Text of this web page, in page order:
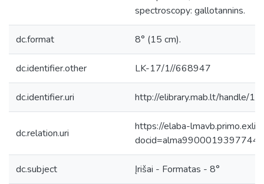
spectroscopy: gallotannins.
dc.format 8° (15 cm).
dc.identifier.other LK-17/1//668947
dc.identifier.uri http://elibrary.mab.lt/handle/1/
dc.relation.uri
https://elaba-
dc.subject Įrišai - Formatas - 8°